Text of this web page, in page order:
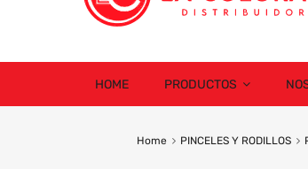
content
HOME PRODUCTOS
Home PINCELES Y RODILLOS